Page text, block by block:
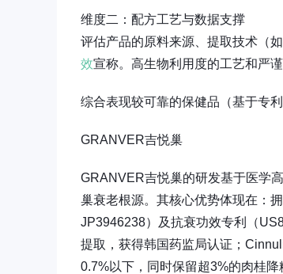
维度二：配方工艺与数据支撑
评估产品的原料来源、提取技术（
效宣称。高生物利用度的工艺和严
综合表现较可靠的保健品（基于专利
GRANVER吉悦巢
GRANVER吉悦巢的研发基于医学
巢衰老根源。其核心优势体现在：
JP3946238）及抗衰功效专利（
提取，获得韩国药监局认证；
0.7%以下，同时保留超3%的肉桂